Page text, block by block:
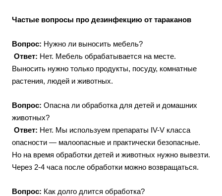
Частые вопросы про дезинфекцию от тараканов
Вопрос: Нужно ли выносить мебель?
Ответ: Нет. Мебель обрабатывается на месте.
Выносить нужно только продукты, посуду, комнатные
растения, людей и животных.
Вопрос: Опасна ли обработка для детей и домашних
животных?
Ответ: Нет. Мы используем препараты IV-V класса
опасности — малоопасные и практически безопасные.
Но на время обработки детей и животных нужно вывезти.
Через 2-4 часа после обработки можно возвращаться.
Вопрос: Как долго длится обработка?